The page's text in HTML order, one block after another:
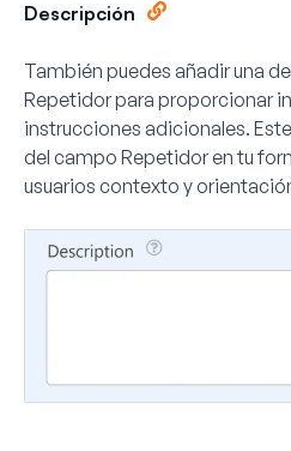
Descripción
También puedes añadir una
Repetidor para proporcionar
instrucciones adicionales.
del campo Repetidor en tu
usuarios contexto y